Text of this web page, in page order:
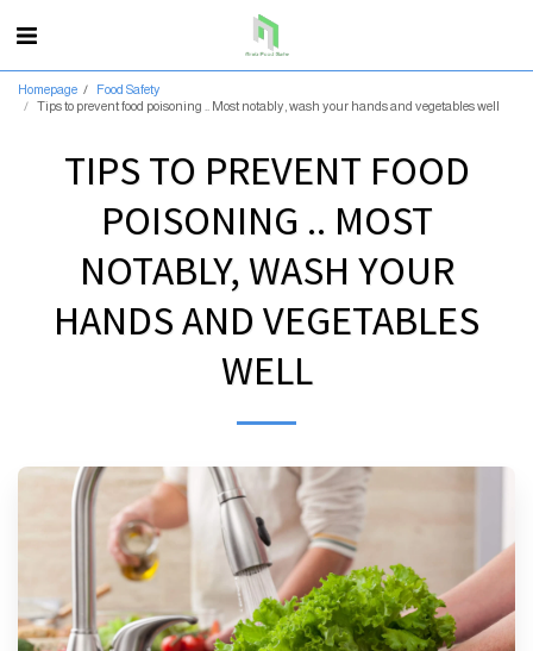
Homepage
Food Safety
Tips to prevent food poisoning .. Most notably, wash your hands and vegetables well
TIPS TO PREVENT FOOD
POISONING .. MOST
NOTABLY, WASH YOUR
HANDS AND VEGETABLES
WELL